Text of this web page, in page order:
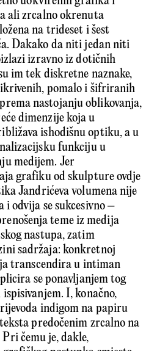
ali zrcalno okrenuta
na trideset i šest
Dakako da niti jedan niti
izravno iz dotičnih
im tek diskretne naznake,
pomalo i šifriranih
nastojanju oblikovanja,
dimenzije koja u
ishodišnu optiku, a u
funkciju u
medijem. Jer
grafiku od skulpture ovdje
Jandrićeva volumena nije
i odvija se sukcesivno –
teme iz medija
nastupa, zatim
sadržaja: konkretnoj
transcendira u intiman
se ponavljanjem tog
I, konačno,
indigom na papiru
predočenim zrcalno na
čemu je, dakle,